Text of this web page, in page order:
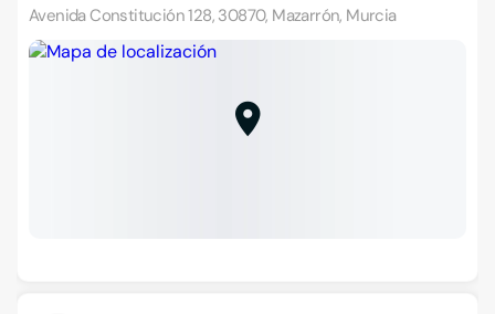
Avenida Constitución 128, 30870, Mazarrón, Murcia